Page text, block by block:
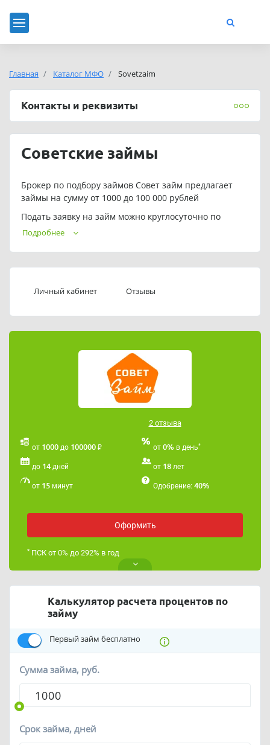
Главная Каталог МФО Sovetzaim
Контакты и реквизиты
Советские займы
Брокер по подбору займов Совет займ предлагает
займы на сумму от 1000 до 100 000 рублей
Подать заявку на займ можно круглосуточно по
телефону: 8 (800) 222-22-05
Обращаем ваше внимание, что подбор займа в
подписке - деньги будут списываться регулярно.
максимально точно подходить под ваши критерии,
воспользуйтесь нашим бесплатным онлайн сервисом
Наша услуга АБСОЛЮТНО БЕСПЛАТНА.
Подробнее
Личный кабинет Отзывы
2 отзыва
от 1000 до 100000 ₽ от 0% в день*
до 14 дней от 18 лет
от 15 минут Одобрение: 40%
Оформить
*ПСК от 0% до 292% в год
Калькулятор расчета процентов по
займу
Первый займ бесплатно
Сумма займа, руб.
Срок займа, дней